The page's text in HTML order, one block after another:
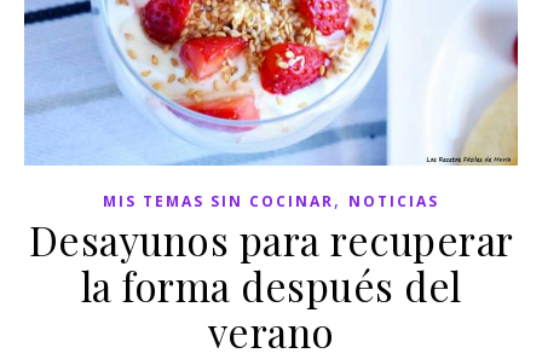
MIS TEMAS SIN COCINAR, NOTICIAS
Desayunos para recuperar
la forma después del
verano